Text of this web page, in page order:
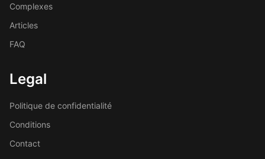
Complexes
Articles
FAQ
Legal
Politique de confidentialité
Conditions
Contact